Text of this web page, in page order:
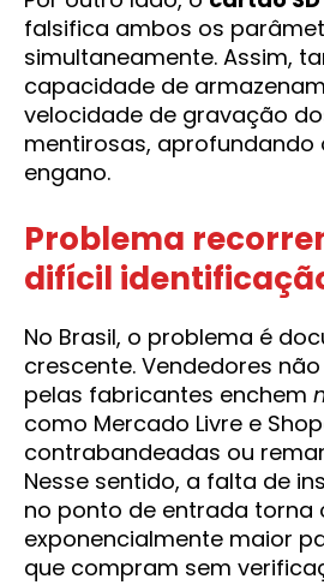
falsifica ambos os
simultaneamente. Assim,
capacidade de
velocidade de gravação
mentirosas, aprofundando
engano.
Problema
difícil
No Brasil, o problema é
crescente. Vendedores
pelas fabricantes enchem
como Mercado Livre e
contrabandeadas ou
Nesse sentido, a falta de
no ponto de entrada torna
exponencialmente maior
que compram sem